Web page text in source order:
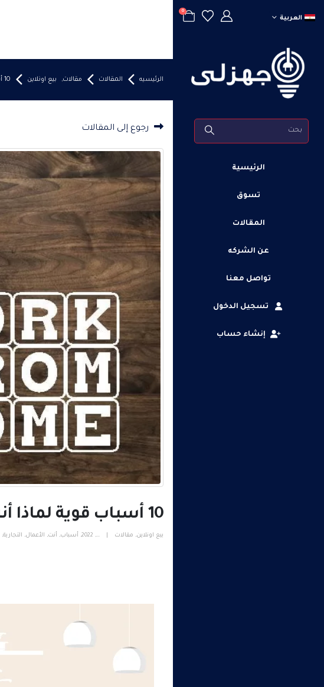
العربية
0
الرئيسية
تسوق
المقالات
عن الشركه
تواصل معنا
تسجيل الدخول
إنشاء حساب
الرئيسيه المقالات مقالات, بيع اونلاين 10 أسباب قوية لماذا أنت مجنون بعدم بدء … الأعمال التجارية من المنزل في عام 2022
رجوع إلى المقالات
10 أسباب قوية لماذا أنت مجنون بعدم بدء … الأعمال التجارية من المنزل في عام 2022
بيع اونلاين, مقالات …
,
2022
, أسباب, أنت, الأعمال, التجارية,